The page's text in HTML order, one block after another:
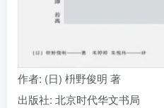
作者: (日) 枡野俊明 著
出版社: 北京时代华文书局